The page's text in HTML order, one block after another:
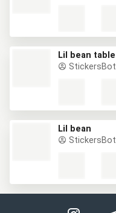
Lil bean table
StickersBot
Lil bean
StickersBot